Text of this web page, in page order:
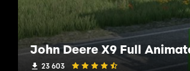
John Deere X9 Full
23 603